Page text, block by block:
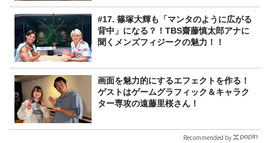
#17. 篠塚大輝も「マンタのように広がる
背中」になる？！TBS齋藤慎太郎アナに
聞くメンズフィジークの魅力！！
画面を魅力的にするエフェクトを作る！
ゲストはゲームグラフィック＆キャラク
ター専攻の遠藤里桜さん！
Recommended by